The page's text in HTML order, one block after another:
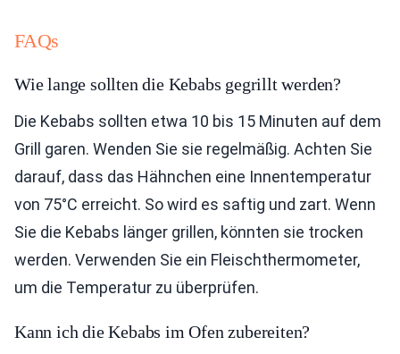
FAQs
Wie lange sollten die Kebabs gegrillt werden?
Die Kebabs sollten etwa 10 bis 15 Minuten auf dem
Grill garen. Wenden Sie sie regelmäßig. Achten Sie
darauf, dass das Hähnchen eine Innentemperatur
von 75°C erreicht. So wird es saftig und zart. Wenn
Sie die Kebabs länger grillen, könnten sie trocken
werden. Verwenden Sie ein Fleischthermometer,
um die Temperatur zu überprüfen.
Kann ich die Kebabs im Ofen zubereiten?